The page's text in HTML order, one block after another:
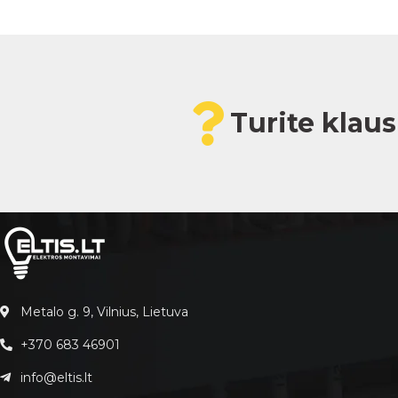
Turite
Metalo g. 9, Vilnius, Lietuva
+370 683 46901
info@eltis.lt